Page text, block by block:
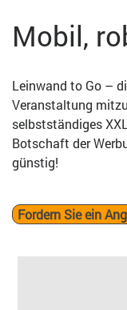
Mobil,
Leinwand to Go –
Veranstaltung
selbstständiges
Botschaft der
günstig!
Fordern Sie ein